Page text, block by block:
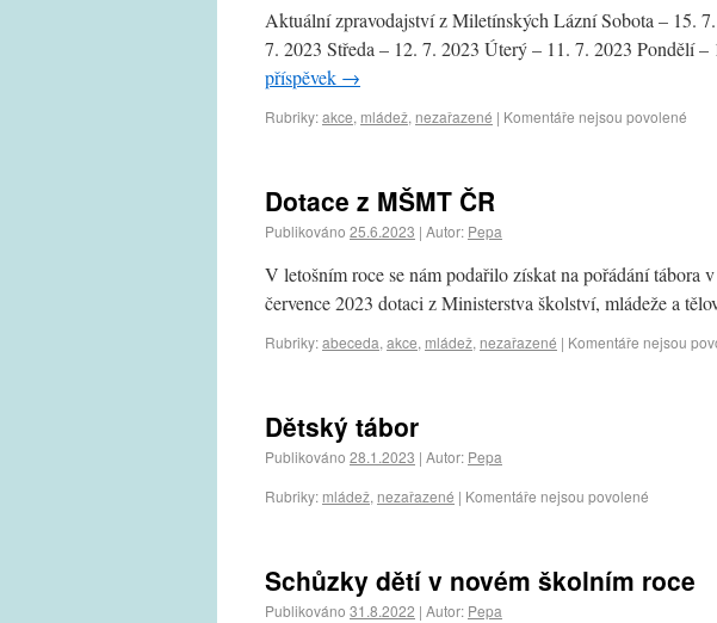
Aktuální zpravodajství z Miletínských Lázní Sobota – 15.
7. 2023 Středa – 12. 7. 2023 Úterý – 11. 7. 2023 Pondělí
příspěvek →
Rubriky:akce, mládež, nezařazené | Komentáře nejsou povolené
Dotace z MŠMT ČR
Publikováno 25.6.2023 | Autor: Pepa
V letošním roce se nám podařilo získat na pořádání
července 2023 dotaci z Ministerstva školství, mládeže a
Rubriky:abeceda, akce, mládež, nezařazené | Komentáře nejsou
Dětský tábor
Publikováno 28.1.2023 | Autor: Pepa
Rubriky: mládež, nezařazené | Komentáře nejsou povolené
Schůzky dětí v novém školním roce
Publikováno 31.8.2022 | Autor: Pepa